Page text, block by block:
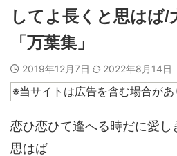
してよ長くと思はば/
「万葉集」
2019年12月7日 2022年8月14日
※当サイトは広告を含む場合があ
恋ひ恋ひて逢へる時だに愛し
思はば